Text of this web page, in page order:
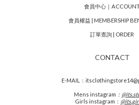
會員中心｜
會員權益 | MEMBERSHIP
訂單查詢 | ORDER
CONTACT
E-MAIL：
Mens instagram ：
Girls instagram：